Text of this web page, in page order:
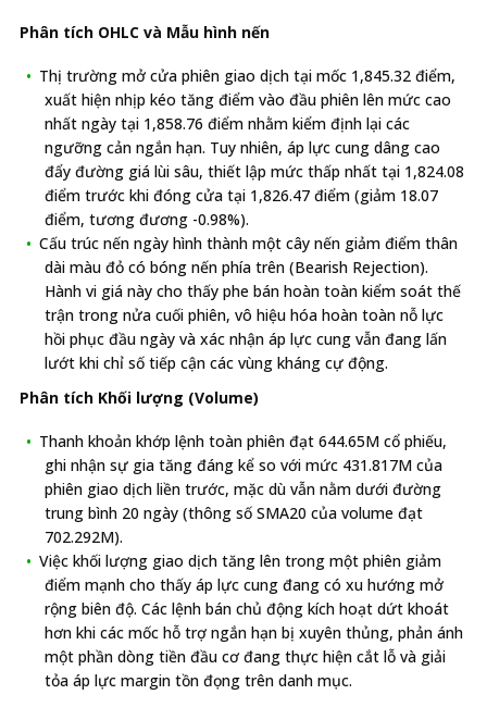
Phân tích OHLC và Mẫu hình nến
Thị trường mở cửa phiên giao dịch tại mốc 1,845.32 điểm,
xuất hiện nhịp kéo tăng điểm vào đầu phiên lên mức cao
nhất ngày tại 1,858.76 điểm nhằm kiểm định lại các
ngưỡng cản ngắn hạn. Tuy nhiên, áp lực cung dâng cao
đẩy đường giá lùi sâu, thiết lập mức thấp nhất tại 1,824.08
điểm trước khi đóng cửa tại 1,826.47 điểm (giảm 18.07
điểm, tương đương -0.98%).
Cấu trúc nến ngày hình thành một cây nến giảm điểm thân
dài màu đỏ có bóng nến phía trên (Bearish Rejection).
Hành vi giá này cho thấy phe bán hoàn toàn kiểm soát thế
trận trong nửa cuối phiên, vô hiệu hóa hoàn toàn nỗ lực
hồi phục đầu ngày và xác nhận áp lực cung vẫn đang lấn
lướt khi chỉ số tiếp cận các vùng kháng cự động.
Phân tích Khối lượng (Volume)
Thanh khoản khớp lệnh toàn phiên đạt 644.65M cổ phiếu,
ghi nhận sự gia tăng đáng kể so với mức 431.817M của
phiên giao dịch liền trước, mặc dù vẫn nằm dưới đường
trung bình 20 ngày (thông số SMA20 của volume đạt
702.292M).
Việc khối lượng giao dịch tăng lên trong một phiên giảm
điểm mạnh cho thấy áp lực cung đang có xu hướng mở
rộng biên độ. Các lệnh bán chủ động kích hoạt dứt khoát
hơn khi các mốc hỗ trợ ngắn hạn bị xuyên thủng, phản ánh
một phần dòng tiền đầu cơ đang thực hiện cắt lỗ và giải
tỏa áp lực margin tồn đọng trên danh mục.